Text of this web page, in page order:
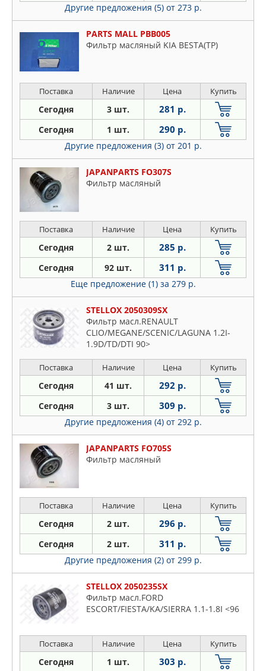
Другие предложения (5) от 273 р.
PARTS MALL PBB005
Фильтр масляный KIA BESTA(TP)
Поставка Наличие Цена Купить
Сегодня 3 шт. 281 р.
Сегодня 1 шт. 290 р.
Другие предложения (3) от 201 р.
JAPANPARTS FO307S
Фильтр масляный
Поставка Наличие Цена Купить
Сегодня 2 шт. 285 р.
Сегодня 92 шт. 311 р.
Еще предложение (1) за 279 р.
STELLOX 2050309SX
Фильтр масл.RENAULT
CLIO/MEGANE/SCENIC/LAGUNA 1.2I-
1.9D/TD/DTI 90>
Поставка Наличие Цена Купить
Сегодня 41 шт. 292 р.
Сегодня 3 шт. 309 р.
Другие предложения (4) от 292 р.
JAPANPARTS FO705S
Фильтр масляный
Поставка Наличие Цена Купить
Сегодня 2 шт. 296 р.
Сегодня 2 шт. 311 р.
Другие предложения (2) от 299 р.
STELLOX 2050235SX
Фильтр масл.FORD
ESCORT/FIESTA/KA/SIERRA 1.1-1.8I <96
Поставка Наличие Цена Купить
Сегодня 1 шт. 303 р.